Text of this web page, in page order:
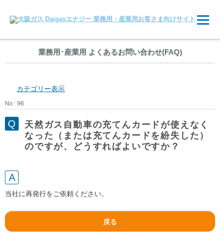
業務用 ･産業用 よくあるお問い合わせ(FAQ)
カテゴリー表示
No : 96
天然ガス自動車の充てんカードが使えなく
なった（または充てんカードを紛失した）
のですが、どうすればよいですか？
当社に再発行をご依頼ください。
戻る